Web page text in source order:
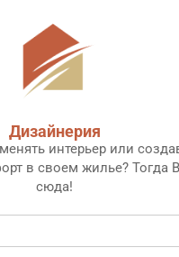
Дизайнерия
интерьер или
в своем жилье? Тогда
сюда!